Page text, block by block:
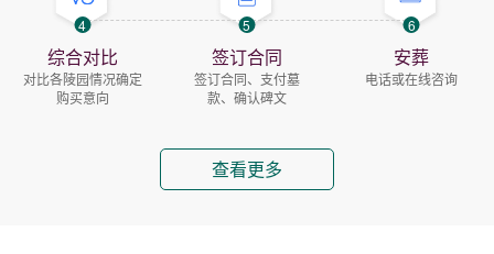
4
综合对比
对比各陵园情况确定
购买意向
5
签订合同
签订合同、支付墓
款、确认碑文
6
安葬
电话或在线咨询
查看更多